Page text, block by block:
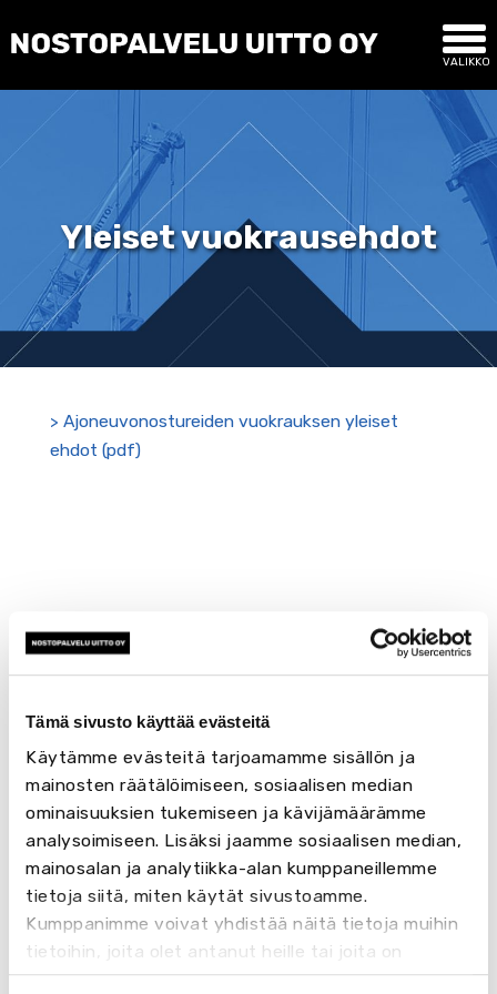
Tämä sivusto käyttää evästeitä
Käytämme evästeitä tarjoamamme sisällön ja
mainosten räätälöimiseen, sosiaalisen median
ominaisuuksien tukemiseen ja kävijämäärämme
analysoimiseen. Lisäksi jaamme sosiaalisen median,
mainosalan ja analytiikka-alan kumppaneillemme
tietoja siitä, miten käytät sivustoamme.
Kumppanimme voivat yhdistää näitä tietoja muihin
tietoihin, joita olet antanut heille tai joita on
kerätty, kun olet käyttänyt heidän palvelujaan.
Yleiset vuokrausehdot
> Ajoneuvonostureiden vuokrauksen yleiset
ehdot (pdf)